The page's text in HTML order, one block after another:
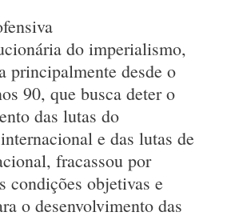
do imperialismo,
principalmente desde o
90, que busca deter o
das lutas do
e das lutas de
fracassou por
condições objetivas e
o desenvolvimento das